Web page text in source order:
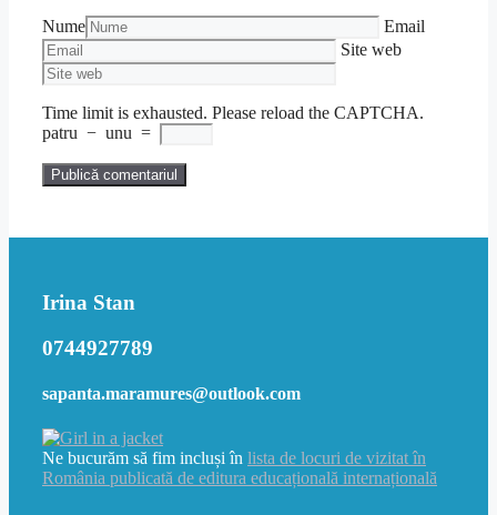
Nume
Email
Site web
Time limit is exhausted. Please reload the CAPTCHA.
patru − unu =
Irina Stan
0744927789
sapanta.maramures@outlook.com
Ne bucurăm să fim incluși în lista de locuri de vizitat în
România publicată de editura educațională internațională